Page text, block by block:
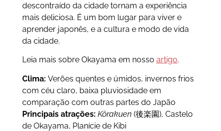
descontraído da cidade tornam a experiência
mais deliciosa. É um bom lugar para viver e
aprender japonês, e a cultura e modo de vida
da cidade.
Leia mais sobre Okayama em nosso artigo.
Clima: Verões quentes e úmidos, invernos frios
com céu claro, baixa pluviosidade em
comparação com outras partes do Japão
Principais atrações: Kōrakuen (後楽園), Castelo
de Okayama, Planície de Kibi